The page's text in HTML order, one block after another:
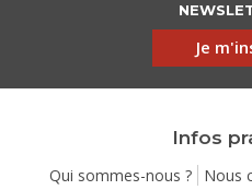
Je
Infos
Qui sommes-nous ? Nous